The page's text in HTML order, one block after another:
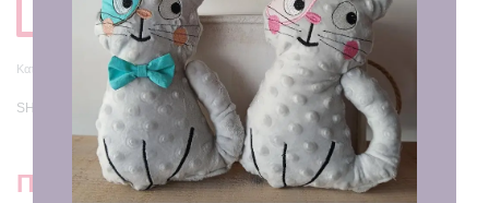
Προσθηκη στο Καλαθι
Κατηγορία: Αναμνηστικά Γέννησης
SHARE
Περιγραφή